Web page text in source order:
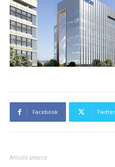
Facebook Twitter
Artículo anterior